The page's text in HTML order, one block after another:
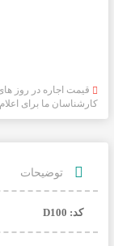
قیمت اجاره در روز
کارشناسان ما برای
توضيحات
کد: D100